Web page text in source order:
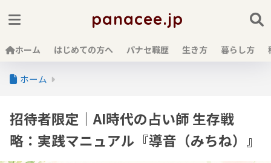
panacee.jp
ホーム はじめての方へ パナセ職歴 生き方 暮らし方
ホーム
招待者限定｜AI時代の占い師 生存戦
略：実践マニュアル『導音（みちね）』